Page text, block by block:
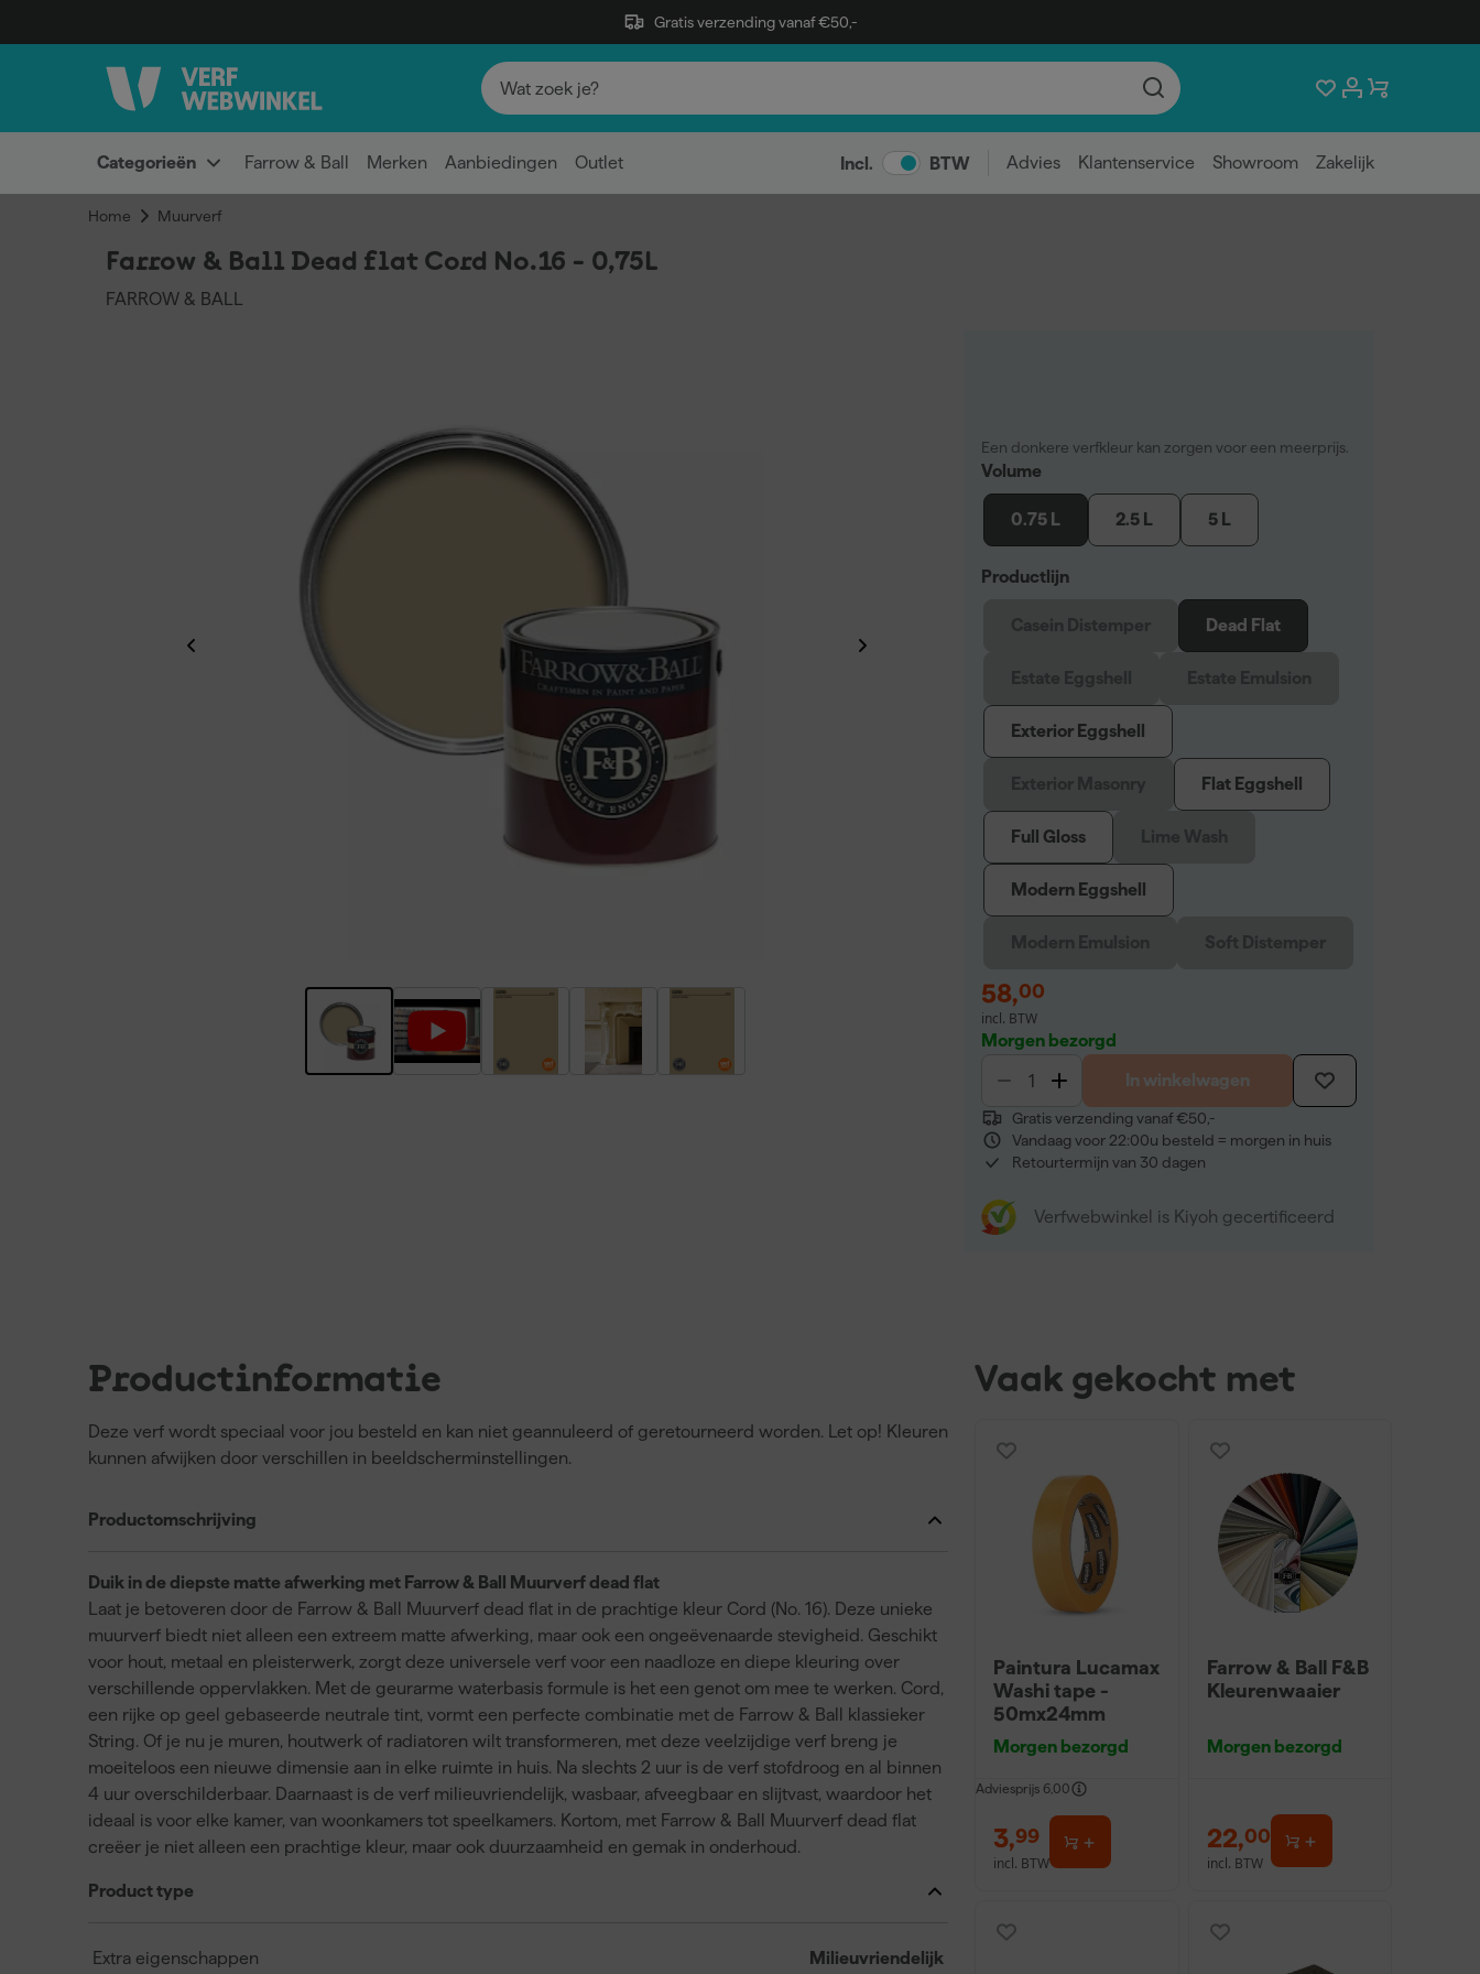
Gratis verzending vanaf €50,-
Categorieën Farrow & Ball Merken Aanbiedingen Outlet Incl. BTW Advies Klantenservice Showroom Zakelijk
Home Muurverf
Farrow & Ball Dead flat Cord No.16 - 0,75L
FARROW & BALL
Een donkere verfkleur kan zorgen voor een meerprijs.
Volume
0.75 L 2.5 L 5 L
Productlijn
Dead Flat
Exterior Eggshell
Flat Eggshell
Full Gloss
Modern Eggshell
58,00
incl. BTW
Morgen bezorgd
In winkelwagen
Gratis verzending vanaf €50,-
Vandaag voor 22:00u besteld = morgen in huis
Retourtermijn van 30 dagen
Verfwebwinkel is Kiyoh gecertificeerd
Productinformatie
Deze verf wordt speciaal voor jou besteld en kan niet geannuleerd of geretourneerd worden. Let op! Kleuren
kunnen afwijken door verschillen in beeldscherminstellingen.
Productomschrijving
Duik in de diepste matte afwerking met Farrow & Ball Muurverf dead flat
Laat je betoveren door de Farrow & Ball Muurverf dead flat in de prachtige kleur Cord (No. 16). Deze unieke
muurverf biedt niet alleen een extreem matte afwerking, maar ook een ongeëvenaarde stevigheid. Geschikt
voor hout, metaal en pleisterwerk, zorgt deze universele verf voor een naadloze en diepe kleuring over
verschillende oppervlakken. Met de geurarme waterbasis formule is het een genot om mee te werken. Cord,
een rijke op geel gebaseerde neutrale tint, vormt een perfecte combinatie met de Farrow & Ball klassieker
String. Of je nu je muren, houtwerk of radiatoren wilt transformeren, met deze veelzijdige verf breng je
moeiteloos een nieuwe dimensie aan in elke ruimte in huis. Na slechts 2 uur is de verf stofdroog en al binnen
4 uur overschilderbaar. Daarnaast is de verf milieuvriendelijk, wasbaar, afveegbaar en slijtvast, waardoor het
ideaal is voor elke kamer, van woonkamers tot speelkamers. Kortom, met Farrow & Ball Muurverf dead flat
creëer je niet alleen een prachtige kleur, maar ook duurzaamheid en gemak in onderhoud.
Product type
Extra eigenschappen Milieuvriendelijk
Vaak gekocht met
Paintura Lucamax
Washi tape -
50mx24mm
Morgen bezorgd
Adviesprijs 6,00
3,99
incl. BTW
Farrow & Ball F&B
Kleurenwaaier
Morgen bezorgd
22,00
incl. BTW